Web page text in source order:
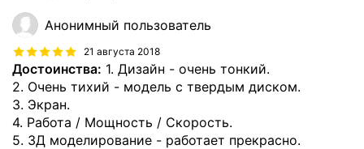
Анонимный пользователь
21 августа 2018
Достоинства: 1. Дизайн - очень тонкий.
2. Очень тихий - модель с твердым диском.
3. Экран.
4. Работа / Мощность / Скорость.
5. 3Д моделирование - работает прекрасно.